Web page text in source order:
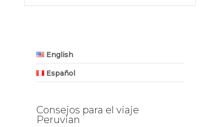
English
Español
Consejos para el viaje
Peruvian